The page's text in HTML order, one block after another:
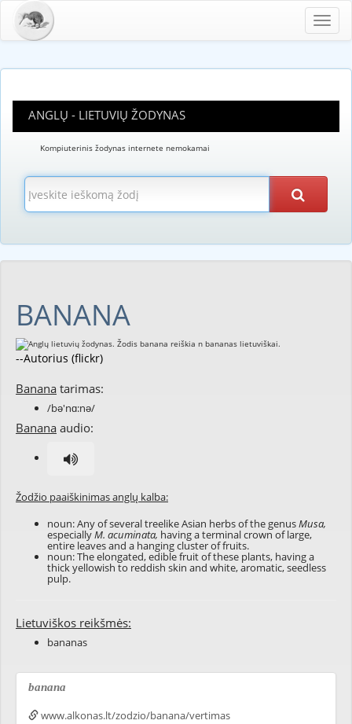
ANGLŲ - LIETUVIŲ ŽODYNAS
Kompiuterinis žodynas internete nemokamai
BANANA
--Autorius (flickr)
Banana tarimas:
/bə'nɑ:nə/
Banana audio:
Žodžio paaiškinimas anglų kalba:
noun: Any of several treelike Asian herbs of the genusMusa,
especiallyM. acuminata, having a terminal crown of large,
entire leaves and a hanging cluster of fruits.
noun: The elongated, edible fruit of these plants, having a
thick yellowish to reddish skin and white, aromatic, seedless
pulp.
Lietuviškos reikšmės:
bananas
banana
www.alkonas.lt/zodzio/banana/vertimas